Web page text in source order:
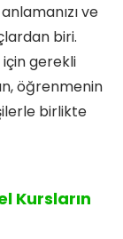
ve
biri.
gerekli
öğrenmenin
birlikte
Kursların